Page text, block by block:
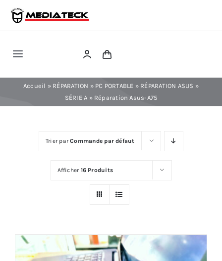
Skip
Toggle
Navigation
RÉPARATION
AUDIO
Accueil » RÉPARATION » PC PORTABLE » RÉPARATION ASUS »
SÉRIE A » Réparation Asus-A75
Trier parCommande par défaut
Afficher 16 Produits